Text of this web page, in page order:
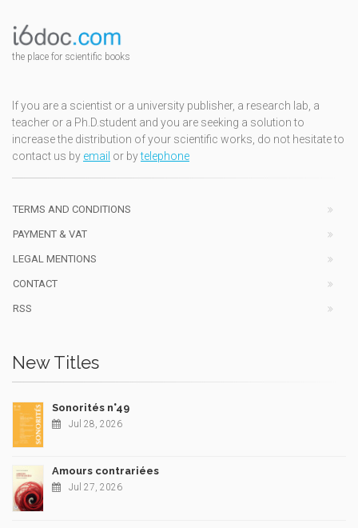
the place for scientific books
If you are a scientist or a university publisher, a research lab, a
teacher or a Ph.D.student and you are seeking a solution to
increase the distribution of your scientific works, do not hesitate to
contact us by email or bytelephone
TERMS AND CONDITIONS
PAYMENT & VAT
LEGAL MENTIONS
CONTACT
RSS
New Titles
Sonorités n°49
Jul 28, 2026
Amours contrariées
Jul 27, 2026